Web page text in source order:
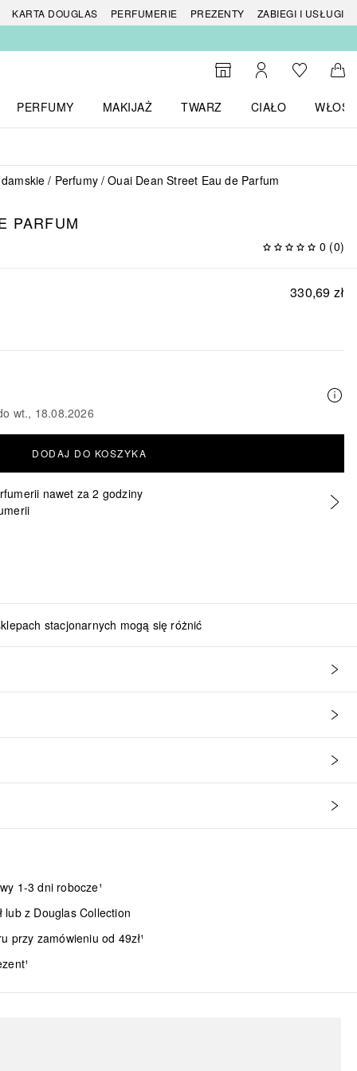
KARTA DOUGLAS PERFUMERIE PREZENTY
ZABIEGI I USŁUGI
Do wyszukiwarki
Moje kontoDo listyDo
PERFUMY
MAKIJAŻ
TWARZ
CIAŁO
WŁOSY
Perfumy Ouai Dean Street Eau de Parfum
PARFUM
0 (0)
330,69 zł
wt., 18.08.2026
DODAJ DO KOSZYKA
nawet za 2 godziny
stacjonarnych mogą się różnić
1-3 dni robocze¹
lub z Douglas Collection
przy zamówieniu od 49zł¹